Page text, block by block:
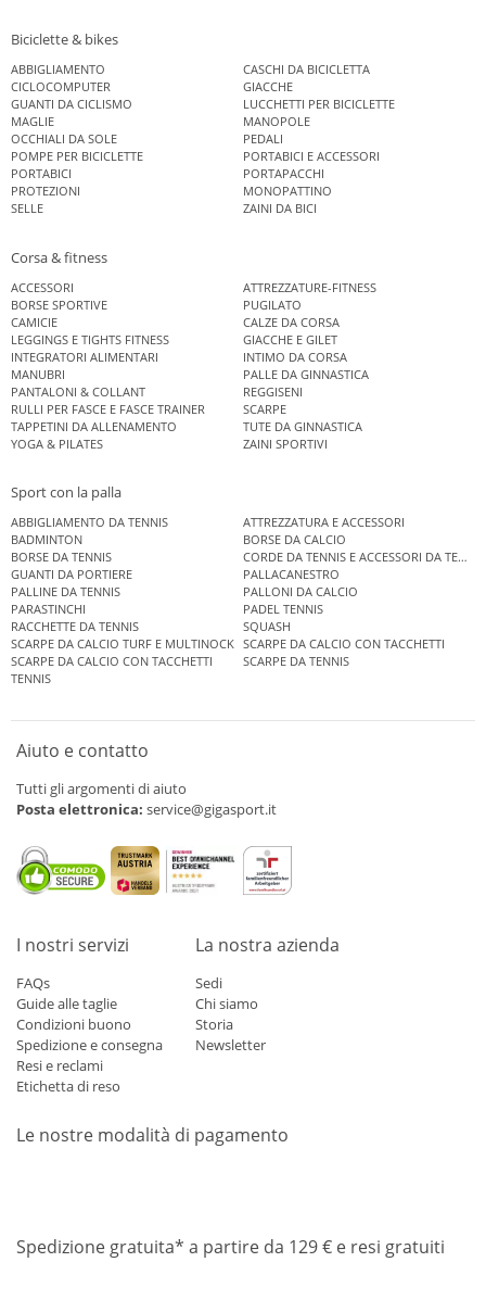
Biciclette & bikes
ABBIGLIAMENTO
CASCHI DA BICICLETTA
CICLOCOMPUTER
GIACCHE
GUANTI DA CICLISMO
LUCCHETTI PER BICICLETTE
MAGLIE
MANOPOLE
OCCHIALI DA SOLE
PEDALI
POMPE PER BICICLETTE
PORTABICI E ACCESSORI
PORTABICI
PORTAPACCHI
PROTEZIONI
MONOPATTINO
SELLE
ZAINI DA BICI
Corsa & fitness
ACCESSORI
ATTREZZATURE-FITNESS
BORSE SPORTIVE
PUGILATO
CAMICIE
CALZE DA CORSA
LEGGINGS E TIGHTS FITNESS
GIACCHE E GILET
INTEGRATORI ALIMENTARI
INTIMO DA CORSA
MANUBRI
PALLE DA GINNASTICA
PANTALONI & COLLANT
REGGISENI
RULLI PER FASCE E FASCE TRAINER
SCARPE
TAPPETINI DA ALLENAMENTO
TUTE DA GINNASTICA
YOGA & PILATES
ZAINI SPORTIVI
Sport con la palla
ABBIGLIAMENTO DA TENNIS
ATTREZZATURA E ACCESSORI
BADMINTON
BORSE DA CALCIO
BORSE DA TENNIS
CORDE DA TENNIS E ACCESSORI DA TENNIS
GUANTI DA PORTIERE
PALLACANESTRO
PALLINE DA TENNIS
PALLONI DA CALCIO
PARASTINCHI
PADEL TENNIS
RACCHETTE DA TENNIS
SQUASH
SCARPE DA CALCIO TURF E MULTINOCK SCARPE DA CALCIO CON TACCHETTI
SCARPE DA CALCIO CON TACCHETTI
SCARPE DA TENNIS
TENNIS
Aiuto e contatto
Tutti gli argomenti di aiuto
Posta elettronica: service@gigasport.it
I nostri servizi
FAQs
Guide alle taglie
Condizioni buono
Spedizione e consegna
Resi e reclami
Etichetta di reso
La nostra azienda
Sedi
Chi siamo
Storia
Newsletter
Le nostre modalità di pagamento
Spedizione gratuita* a partire da 129 € e resi gratuiti